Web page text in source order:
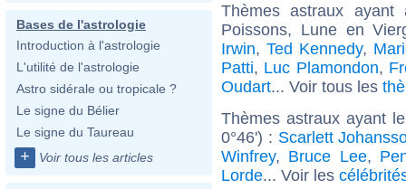
Bases de l'astrologie
Introduction à l'astrologie
L'utilité de l'astrologie
Astro sidérale ou tropicale ?
Le signe du Bélier
Le signe du Taureau
+ Voir tous les articles
Thèmes astraux
Poissons, Lune en
Irwin, Ted Kennedy,
Patti, Luc Plamondon,
Oudart... Voir tous les
Thèmes astraux ayant
0°46') : Scarlett
Winfrey, Bruce Lee,
Lorde... Voir les